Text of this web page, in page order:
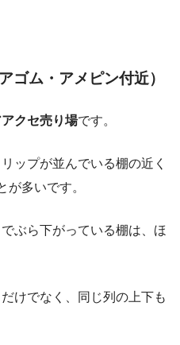
ゴム・アメピン付近）
クセ売り場です。
ップが並んでいる棚の近く
が多いです。
ぶら下がっている棚は、ほ
けでなく、同じ列の上下も